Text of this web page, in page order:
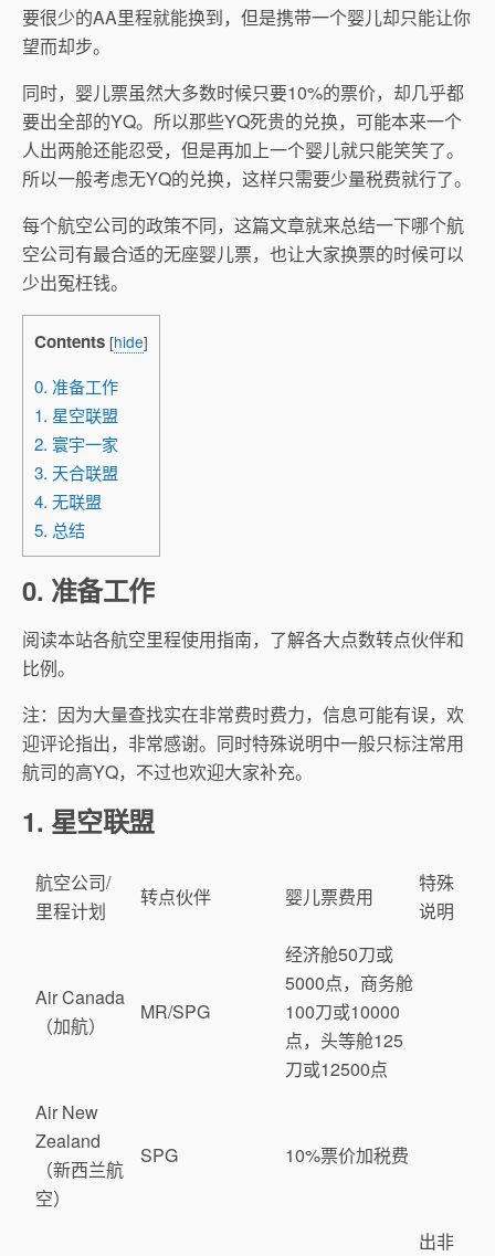
要很少的AA里程就能换到，但是携带一个婴儿却只能让你
望而却步。
同时，婴儿票虽然大多数时候只要10%的票价，却几乎都
要出全部的YQ。所以那些YQ死贵的兑换，可能本来一个
人出两舱还能忍受，但是再加上一个婴儿就只能笑笑了。
所以一般考虑无YQ的兑换，这样只需要少量税费就行了。
每个航空公司的政策不同，这篇文章就来总结一下哪个航
空公司有最合适的无座婴儿票，也让大家换票的时候可以
少出冤枉钱。
Contents [hide]
0. 准备工作
1. 星空联盟
2. 寰宇一家
3. 天合联盟
4. 无联盟
5. 总结
0. 准备工作
阅读本站各航空里程使用指南，了解各大点数转点伙伴和
比例。
注：因为大量查找实在非常费时费力，信息可能有误，欢
迎评论指出，非常感谢。同时特殊说明中一般只标注常用
航司的高YQ，不过也欢迎大家补充。
1. 星空联盟
航空公司/
里程计划
转点伙伴 婴儿票费用
特殊
说明
Air Canada
（加航）
MR/SPG
经济舱50刀或
5000点，商务舱
100刀或10000
点，头等舱125
刀或12500点
Air New
Zealand
（新西兰航
空）
SPG 10%票价加税费
出非